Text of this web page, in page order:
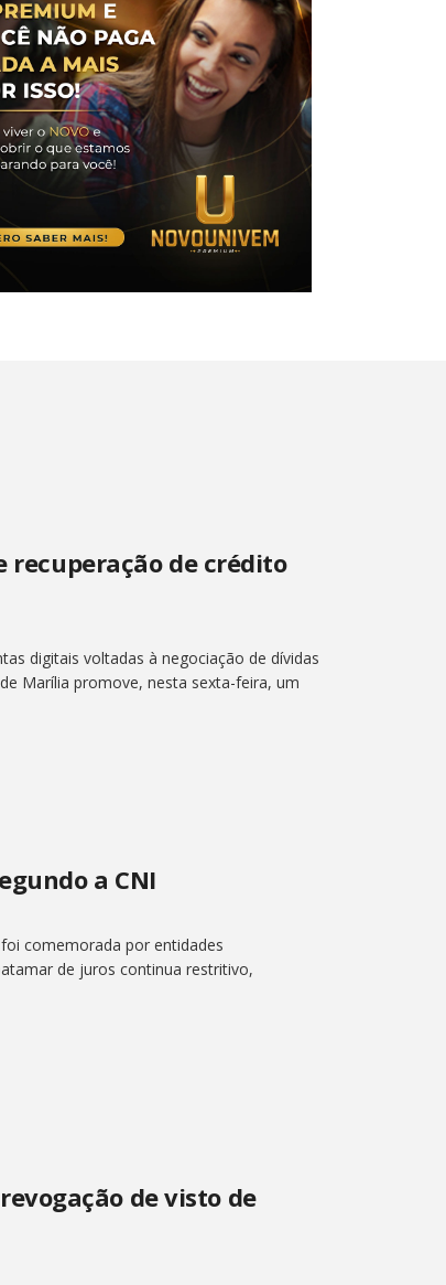
recuperação de crédito
digitais voltadas à negociação de dívidas
Marília promove, nesta sexta-feira, um
a CNI
comemorada por entidades
de juros continua restritivo,
de visto de